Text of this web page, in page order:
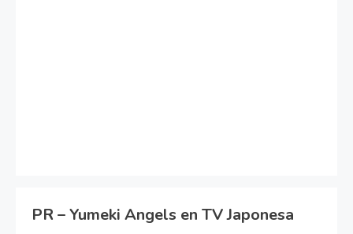
PR – Yumeki Angels en TV Japonesa